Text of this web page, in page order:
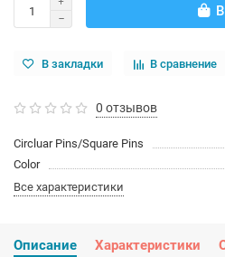
В закладки В сравнение
0 отзывов
Circluar Pins/Square Pins
Color
Все характеристики
Описание Характеристики